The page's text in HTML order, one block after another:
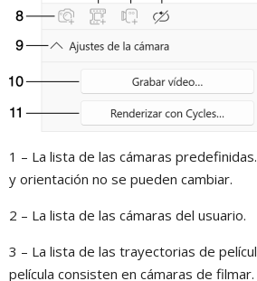
1 – La lista de las cámaras
y orientación no se pueden cambiar.
2 – La lista de las cámaras del usuario.
3 – La lista de las trayectorias de
película consisten en cámaras de